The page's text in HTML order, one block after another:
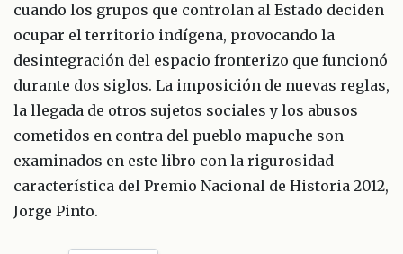
cuando los grupos que controlan al Estado deciden
ocupar el territorio indígena, provocando la
desintegración del espacio fronterizo que funcionó
durante dos siglos. La imposición de nuevas reglas,
la llegada de otros sujetos sociales y los abusos
cometidos en contra del pueblo mapuche son
examinados en este libro con la rigurosidad
característica del Premio Nacional de Historia 2012,
Jorge Pinto.